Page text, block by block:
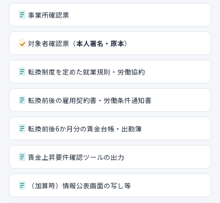
事業所確認票
対象者確認票（本人署名・原本）
転換制度を定めた就業規則・労働協約
転換前後の雇用契約書・労働条件通知書
転換前後6か月分の賃金台帳・出勤簿
賃金上昇要件確認ツールの出力
（加算時）情報公表画面の写し等